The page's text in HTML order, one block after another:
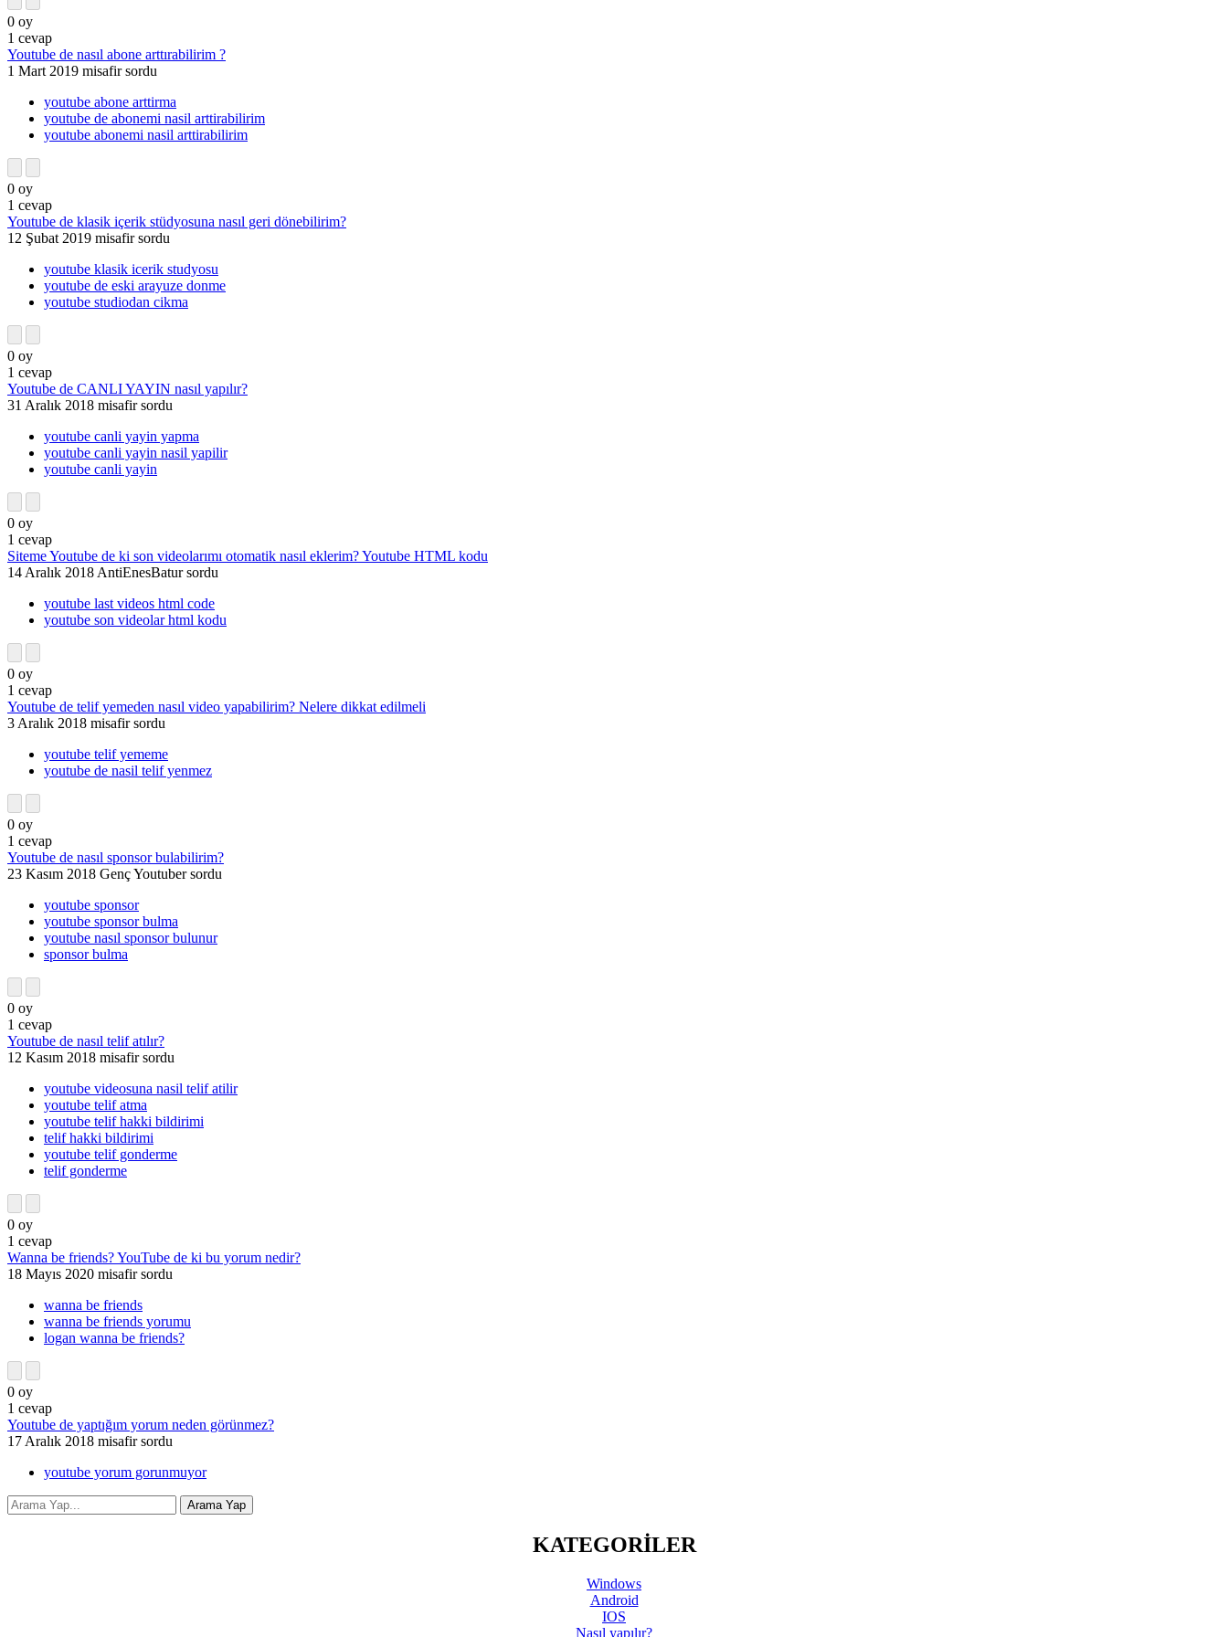
0 oy
1 cevap
Youtube de nasıl abone arttırabilirim ?
1 Mart 2019 misafir sordu
youtube abone arttirma
youtube de abonemi nasil arttirabilirim
youtube abonemi nasil arttirabilirim
0 oy
1 cevap
Youtube de klasik içerik stüdyosuna nasıl geri dönebilirim?
12 Şubat 2019 misafir sordu
youtube klasik icerik studyosu
youtube de eski arayuze donme
youtube studiodan cikma
0 oy
1 cevap
Youtube de CANLI YAYIN nasıl yapılır?
31 Aralık 2018 misafir sordu
youtube canli yayin yapma
youtube canli yayin nasil yapilir
youtube canli yayin
0 oy
1 cevap
Siteme Youtube de ki son videolarımı otomatik nasıl eklerim? Youtube HTML kodu
14 Aralık 2018 AntiEnesBatur sordu
youtube last videos html code
youtube son videolar html kodu
0 oy
1 cevap
Youtube de telif yemeden nasıl video yapabilirim? Nelere dikkat edilmeli
3 Aralık 2018 misafir sordu
youtube telif yememe
youtube de nasil telif yenmez
0 oy
1 cevap
Youtube de nasıl sponsor bulabilirim?
23 Kasım 2018 Genç Youtuber sordu
youtube sponsor
youtube sponsor bulma
youtube nasıl sponsor bulunur
sponsor bulma
0 oy
1 cevap
Youtube de nasıl telif atılır?
12 Kasım 2018 misafir sordu
youtube videosuna nasil telif atilir
youtube telif atma
youtube telif hakki bildirimi
telif hakki bildirimi
youtube telif gonderme
telif gonderme
0 oy
1 cevap
Wanna be friends? YouTube de ki bu yorum nedir?
18 Mayıs 2020 misafir sordu
wanna be friends
wanna be friends yorumu
logan wanna be friends?
0 oy
1 cevap
Youtube de yaptığım yorum neden görünmez?
17 Aralık 2018 misafir sordu
youtube yorum gorunmuyor
KATEGORİLER
Windows
Android
IOS
Nasıl yapılır?